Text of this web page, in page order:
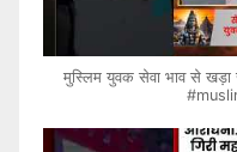
मुस्लिम युवक सेवा भाव से खड़ा